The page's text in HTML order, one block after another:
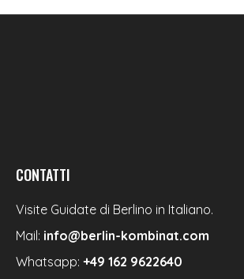
CONTATTI
Visite Guidate di Berlino in Italiano.
Mail: info@berlin-kombinat.com
Whatsapp: +49 162 9622640